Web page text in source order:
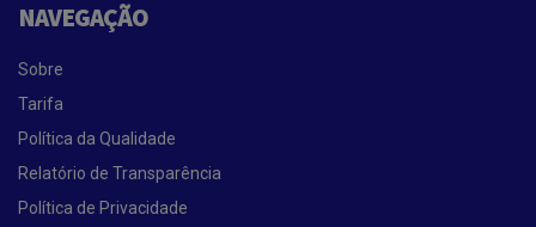
NAVEGAÇÃO
Sobre
Tarifa
Política da Qualidade
Relatório de Transparência
Política de Privacidade